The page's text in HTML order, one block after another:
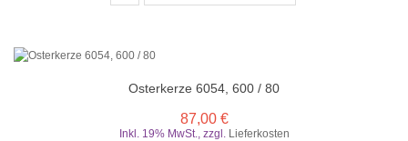
Osterkerze 6054, 600 / 80
87,00 €
Inkl. 19% MwSt. zzgl. Lieferkosten